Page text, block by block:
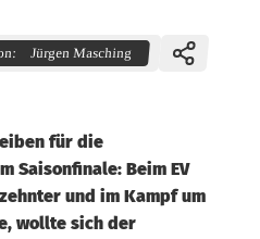
Jürgen Masching
für die
Saisonfinale: Beim EV
und im Kampf um
wollte sich der